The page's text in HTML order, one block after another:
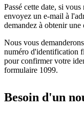
Passé cette date, si
envoyez un e-mail à
demandez à obtenir
Nous vous
numéro d'identification
pour confirmer votre
formulaire 1099.
Besoin d'un